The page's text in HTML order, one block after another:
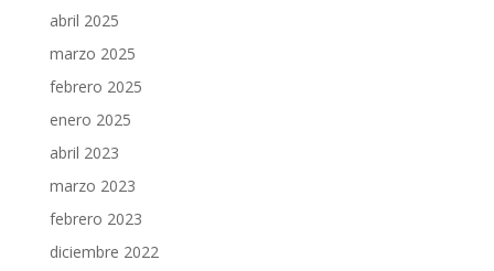
abril 2025
marzo 2025
febrero 2025
enero 2025
abril 2023
marzo 2023
febrero 2023
diciembre 2022